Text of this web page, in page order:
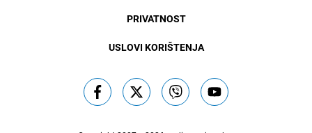
PRIVATNOST
USLOVI KORIŠTENJA